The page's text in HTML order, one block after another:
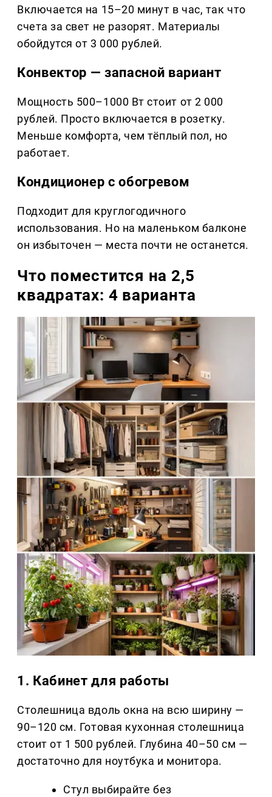
Включается на 15–20 минут в час, так что
счета за свет не разорят. Материалы
обойдутся от 3 000 рублей.
Конвектор — запасной вариант
Мощность 500–1000 Вт стоит от 2 000
рублей. Просто включается в розетку.
Меньше комфорта, чем тёплый пол, но
работает.
Кондиционер с обогревом
Подходит для круглогодичного
использования. Но на маленьком балконе
он избыточен — места почти не останется.
Что поместится на 2,5
квадратах: 4 варианта
1. Кабинет для работы
Столешница вдоль окна на всю ширину —
90–120 см. Готовая кухонная столешница
стоит от 1 500 рублей. Глубина 40–50 см —
достаточно для ноутбука и монитора.
Стул выбирайте без